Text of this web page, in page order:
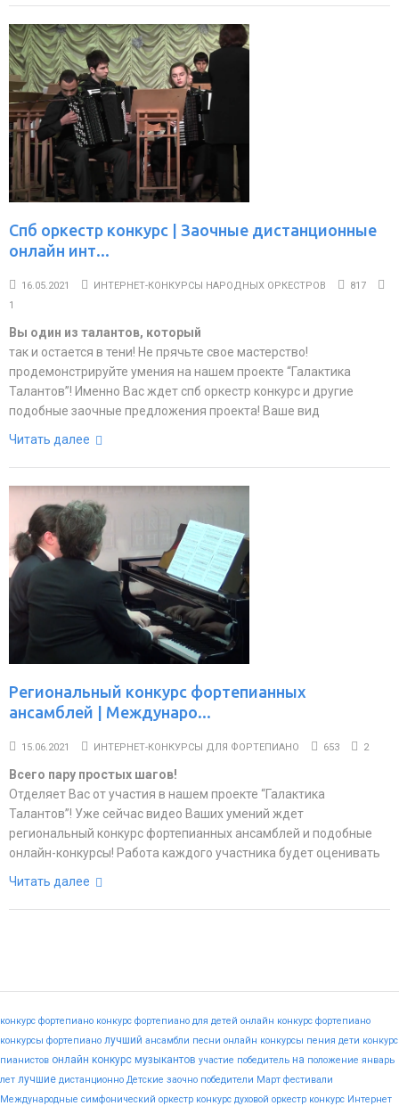
Спб оркестр конкурс | Заочные дистанционные
онлайн инт...
16.05.2021 ИНТЕРНЕТ-КОНКУРСЫ НАРОДНЫХ ОРКЕСТРОВ
817
1
Вы один из талантов, который
так и остается в тени! Не прячьте свое мастерство!
продемонстрируйте умения на нашем проекте “Галактика
Талантов”! Именно Вас ждет спб оркестр конкурс и другие
подобные заочные предложения проекта! Ваше вид
Читать далее
Региональный конкурс фортепианных
ансамблей | Междунаро...
15.06.2021 ИНТЕРНЕТ-КОНКУРСЫ ДЛЯ ФОРТЕПИАНО 653 2
Всего пару простых шагов!
Отделяет Вас от участия в нашем проекте “Галактика
Талантов”! Уже сейчас видео Ваших умений ждет
региональный конкурс фортепианных ансамблей и подобные
онлайн-конкурсы! Работа каждого участника будет оценивать
Читать далее
конкурс фортепиано конкурс фортепиано для детей онлайн конкурс фортепиано
конкурсы фортепиано лучший ансамбли песни онлайн конкурсы пения дети конкурс
пианистов онлайн конкурс музыкантов участие победитель на положение январь
лет лучшие дистанционно Детские заочно победители Март фестивали
Международные симфонический оркестр конкурс духовой оркестр конкурс Интернет